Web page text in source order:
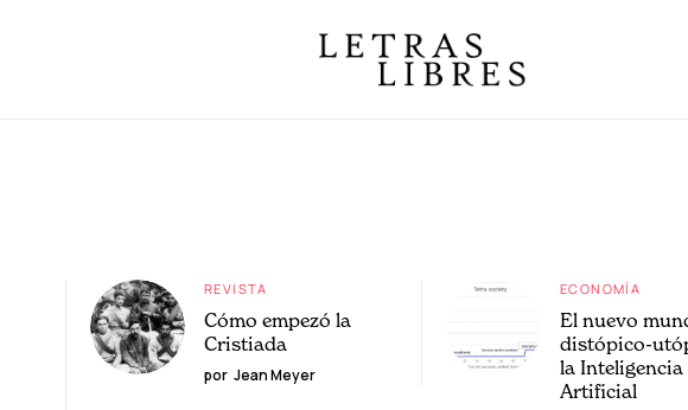
REVISTA
Cómo empezó la
Cristiada
por Jean Meyer
ECONOMÍA
El nuevo
distópico-
la Inteligencia
Artificial